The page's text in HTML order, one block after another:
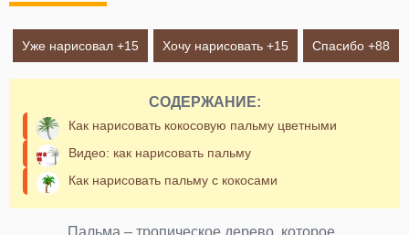
Уже нарисовал +15 Хочу нарисовать +15 Спасибо +88
СОДЕРЖАНИЕ:
Как нарисовать кокосовую пальму цветными
Видео: как нарисовать пальму
Как нарисовать пальму с кокосами
Пальма – тропическое дерево, которое